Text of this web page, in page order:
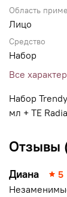
Область
Лицо
Средство
Набор
Все
Набор
мл + TE
Отзывы
Диана
5